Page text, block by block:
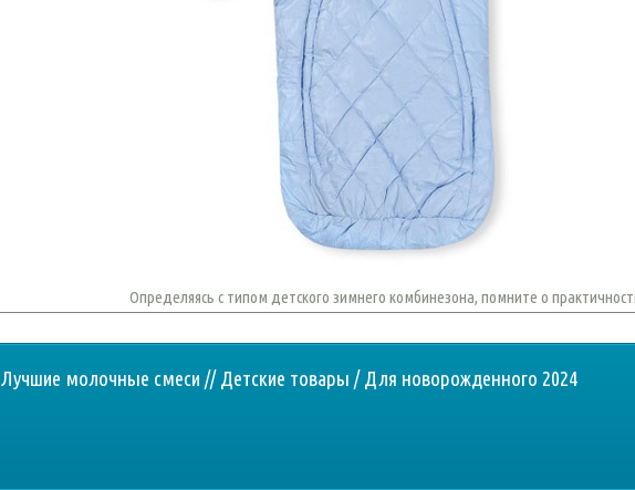
Определяясь с типом детского зимнего комбинезона, помните о
Лучшие молочные смеси // Детские товары / Для новорожденного 2024